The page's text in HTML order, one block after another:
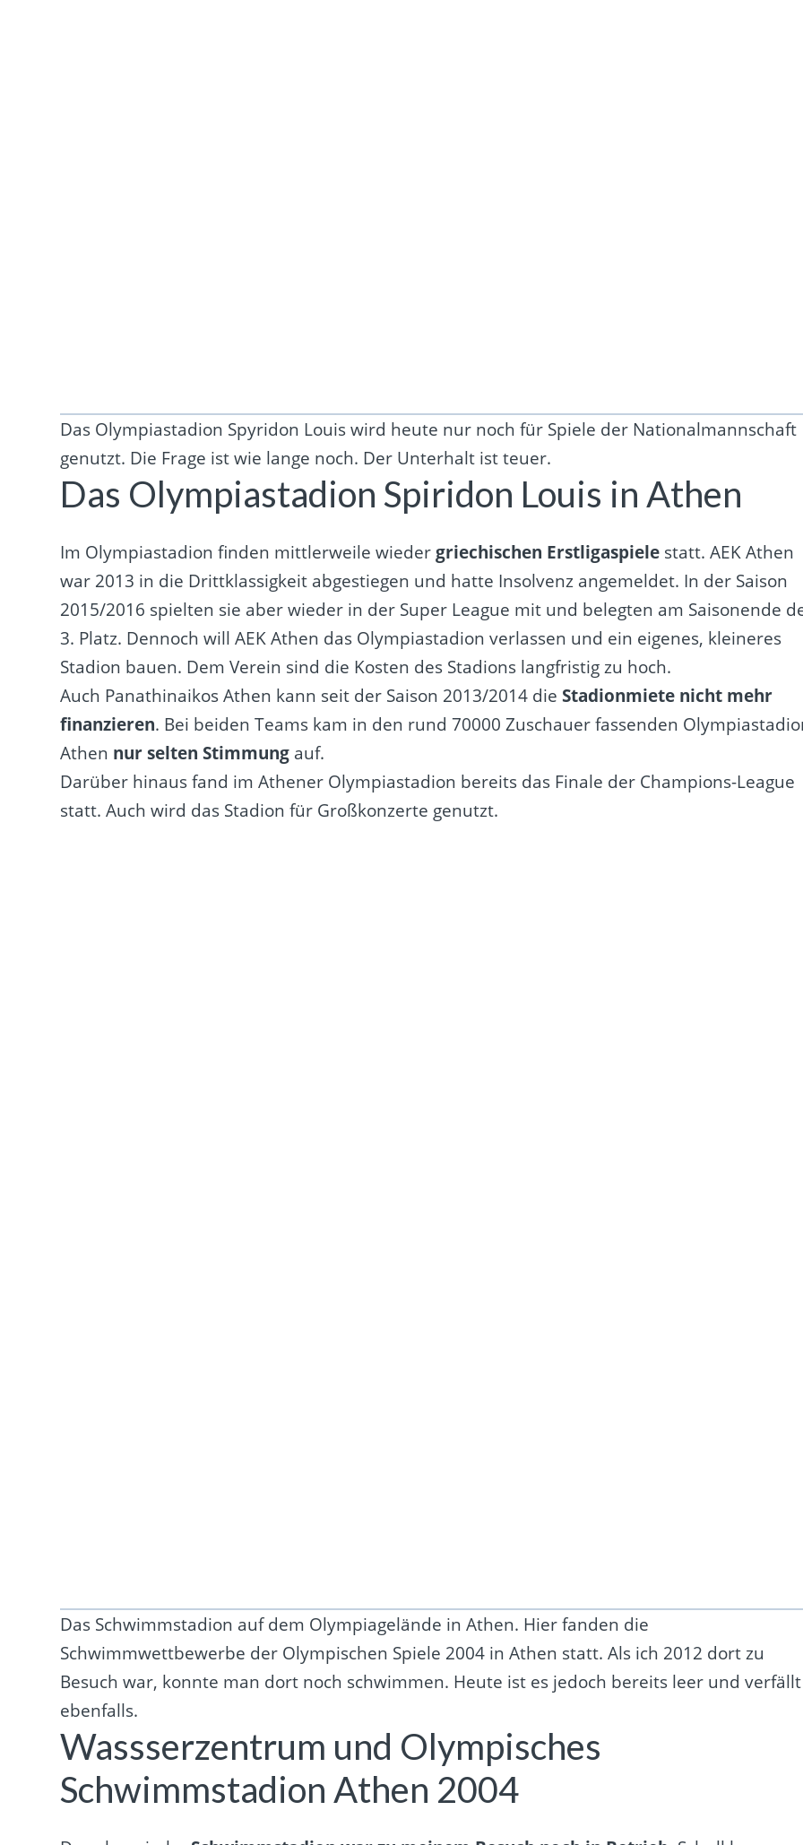
Das Olympiastadion Spyridon Louis wird heute nur noch für Spiele der Nationalmannschaft
genutzt. Die Frage ist wie lange noch. Der Unterhalt ist teuer.
Das Olympiastadion Spiridon Louis in Athen
Im Olympiastadion finden mittlerweile wiedergriechischen Erstligaspiele statt. AEK Athen
war 2013 in die Drittklassigkeit abgestiegen und hatte Insolvenz angemeldet. In der Saison
2015/2016 spielten sie aber wieder in der Super League mit und belegten am Saisonende
3. Platz. Dennoch will AEK Athen das Olympiastadion verlassen und ein eigenes, kleineres
Stadion bauen. Dem Verein sind die Kosten des Stadions langfristig zu hoch.
Auch Panathinaikos Athen kann seit der Saison 2013/2014 dieStadionmiete nicht mehr
finanzieren. Bei beiden Teams kam in den rund 70000 Zuschauer fassenden
Athen nur selten Stimmung auf.
Darüber hinaus fand im Athener Olympiastadion bereits das Finale der Champions-League
statt. Auch wird das Stadion für Großkonzerte genutzt.
Das Schwimmstadion auf dem Olympiagelände in Athen. Hier fanden die
Schwimmwettbewerbe der Olympischen Spiele 2004 in Athen statt. Als ich 2012 dort zu
Besuch war, konnte man dort noch schwimmen. Heute ist es jedoch bereits leer und verfällt
ebenfalls.
Wassserzentrum und Olympisches
Schwimmstadion Athen 2004